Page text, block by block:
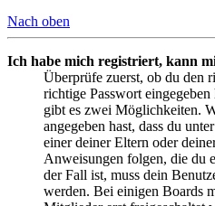
Nach oben
Ich habe mich registriert, kann
Überprüfe zuerst, ob du den
richtige Passwort
gibt es zwei Möglichkeiten.
angegeben hast, dass du
einer deiner Eltern oder
Anweisungen folgen, die du
der Fall ist, muss dein
werden. Bei einigen Boards